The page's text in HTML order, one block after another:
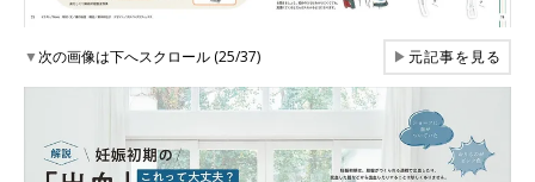
▼次の画像は下へスクロール (25/37) ▶元記事を見る